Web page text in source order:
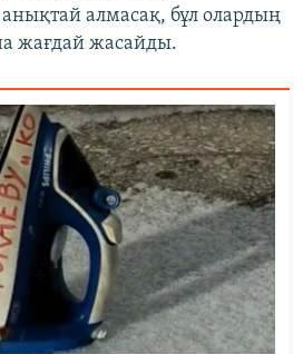
алмасақ, бұл олардың
жағдай жасайды.